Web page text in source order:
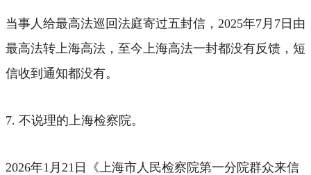
当事人给最高法巡回法庭寄过五封信，2025年7月7日由
最高法转上海高法，至今上海高法一封都没有反馈，短
信收到通知都没有。
7. 不说理的上海检察院。
2026年1月21日《上海市人民检察院第一分院群众来信